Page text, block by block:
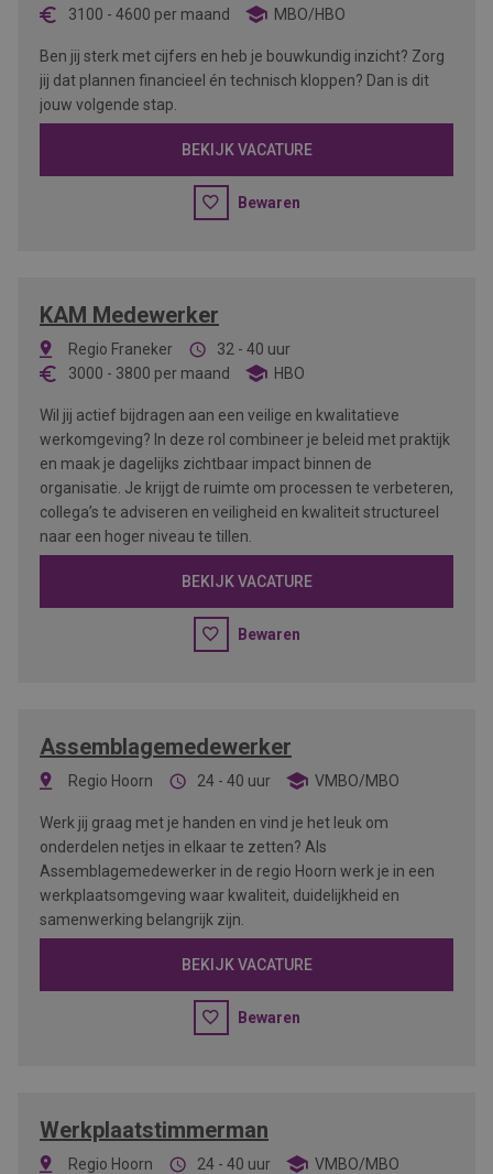
3100 - 4600 per maand MBO/HBO
Ben jij sterk met cijfers en heb je bouwkundig inzicht? Zorg
jij dat plannen financieel én technisch kloppen? Dan is dit
jouw volgende stap.
BEKIJK VACATURE
Bewaren
KAM Medewerker
Regio Franeker
32 - 40 uur
3000 - 3800 per maand HBO
Wil jij actief bijdragen aan een veilige en kwalitatieve
werkomgeving? In deze rol combineer je beleid met praktijk
en maak je dagelijks zichtbaar impact binnen de
organisatie. Je krijgt de ruimte om processen te verbeteren,
collega’s te adviseren en veiligheid en kwaliteit structureel
naar een hoger niveau te tillen.
BEKIJK VACATURE
Bewaren
Assemblagemedewerker
Regio Hoorn 24 - 40 uur VMBO/MBO
Werk jij graag met je handen en vind je het leuk om
onderdelen netjes in elkaar te zetten? Als
Assemblagemedewerker in de regio Hoorn werk je in een
werkplaatsomgeving waar kwaliteit, duidelijkheid en
samenwerking belangrijk zijn.
BEKIJK VACATURE
Bewaren
Werkplaatstimmerman
Regio Hoorn 24 - 40 uur VMBO/MBO